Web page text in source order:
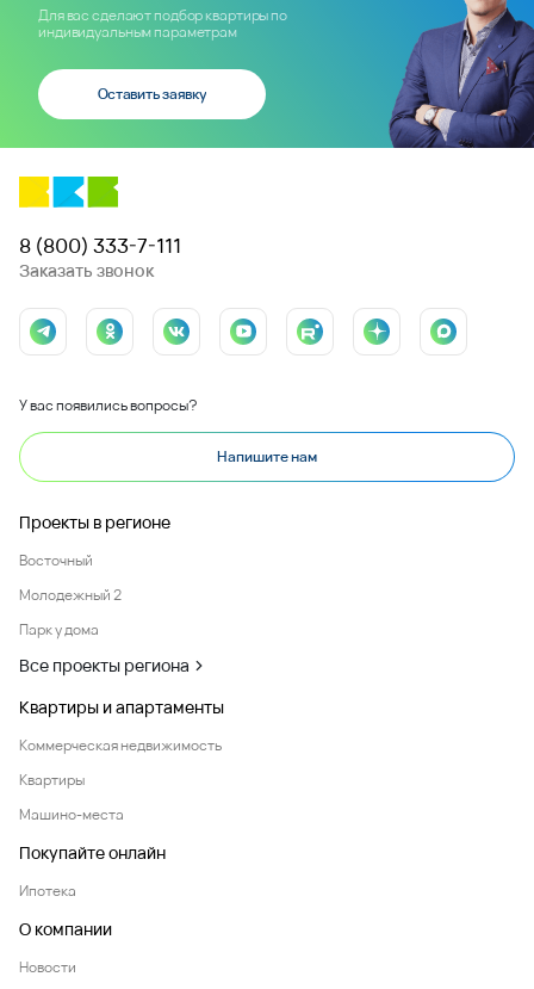
Для вас сделают подбор квартиры по
индивидуальным параметрам
Оставить заявку
8 (800) 333-7-111
Заказать звонок
У вас появились вопросы?
Напишите нам
Проекты в регионе
Восточный
Молодежный 2
Парк у дома
Все проекты региона
Квартиры и апартаменты
Коммерческая недвижимость
Квартиры
Машино-места
Покупайте онлайн
Ипотека
О компании
Новости